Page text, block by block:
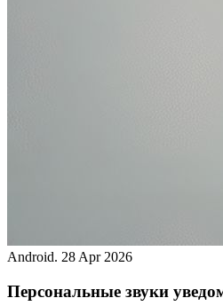
Android. 28 Apr 2026
Персональные звуки